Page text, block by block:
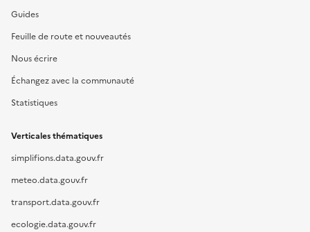
Guides
Feuille de route et nouveautés
Nous écrire
Échangez avec la communauté
Statistiques
Verticales thématiques
simplifions.data.gouv.fr
meteo.data.gouv.fr
transport.data.gouv.fr
ecologie.data.gouv.fr